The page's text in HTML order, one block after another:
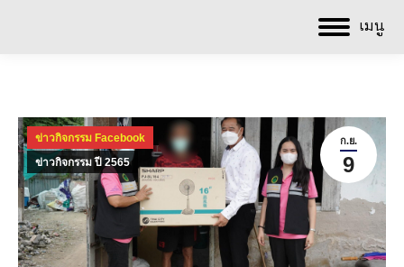
เมนู
ก.ย.
9
ข่าวกิจกรรม Facebook
ข่าวกิจกรรม ปี 2565